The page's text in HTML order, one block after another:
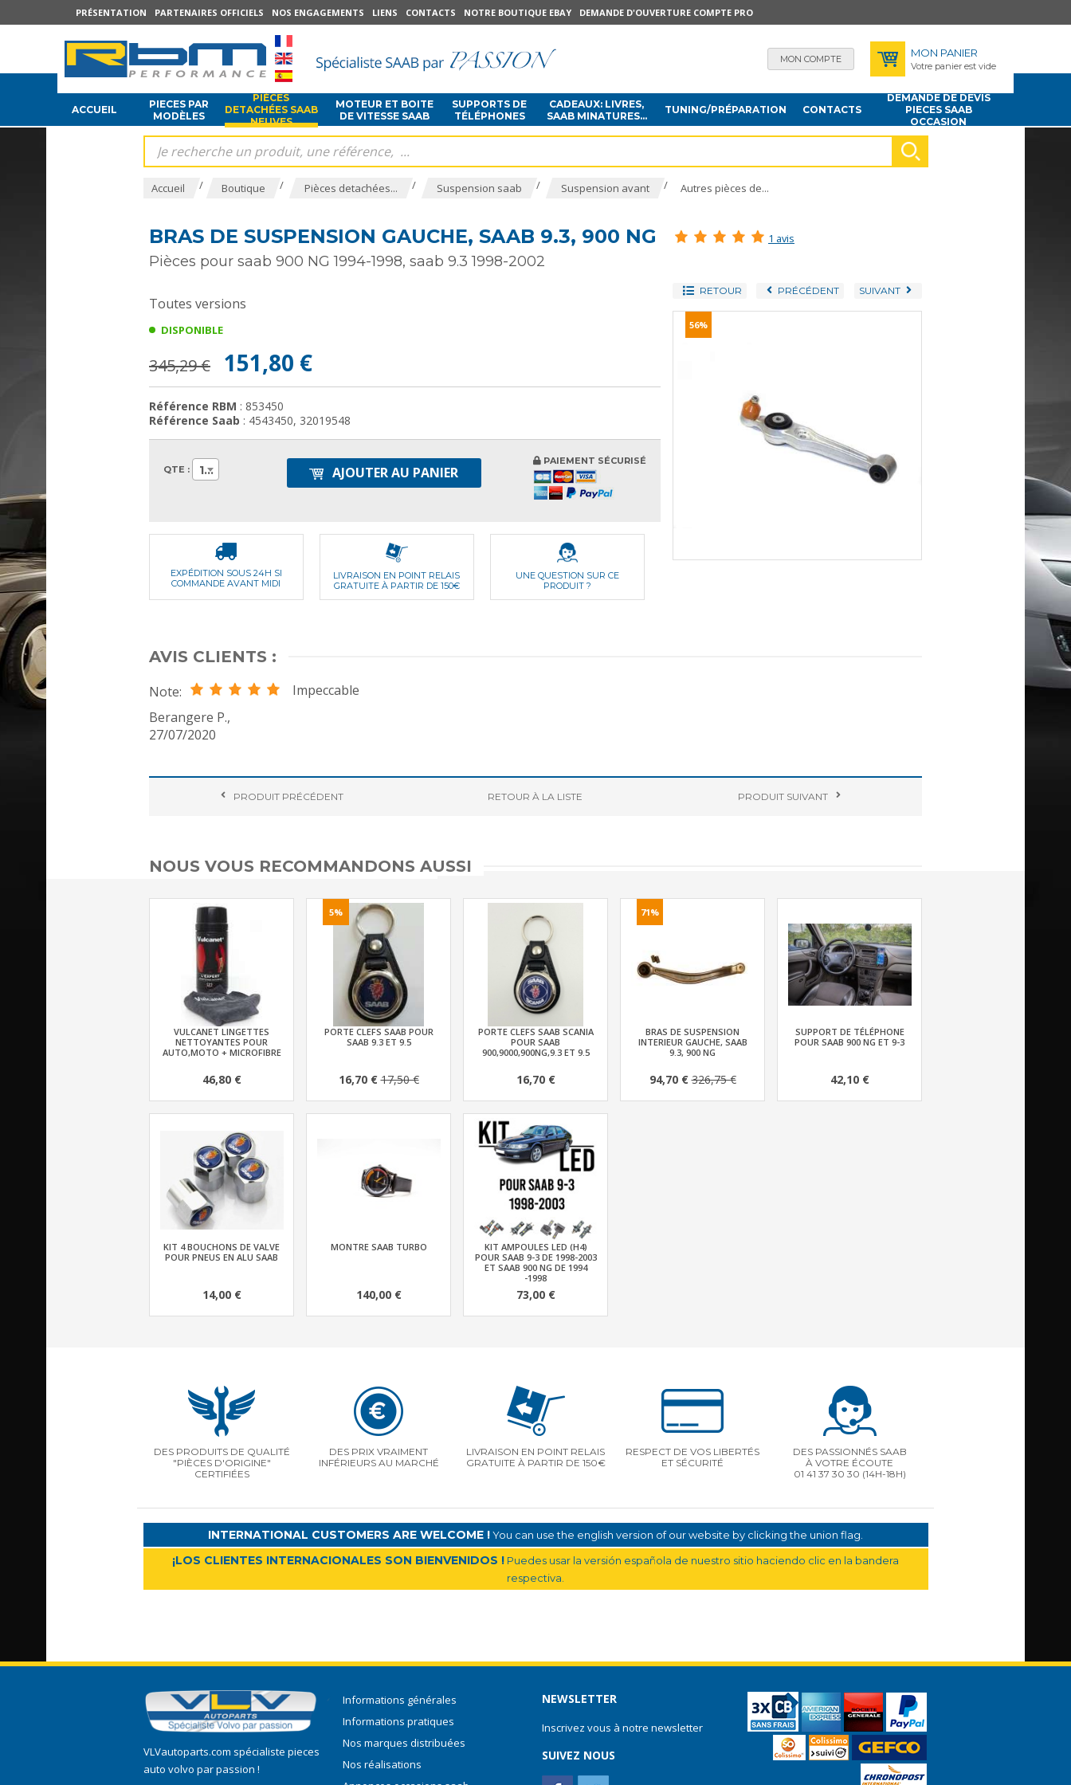
PRÉSENTATION PARTENAIRES OFFICIELS NOS ENGAGEMENTS LIENS CONTACTS NOTRE BOUTIQUE EBAY DEMANDE D'OUVERTURE COMPTE PRO
MON COMPTE MON PANIER
Votre panier est vide
ACCUEIL
PIECES PAR
MODÈLES
PIÈCES
DETACHÉES SAAB
NEUVES
MOTEUR ET BOITE
DE VITESSE SAAB
SUPPORTS DE
TÉLÉPHONES
CADEAUX: LIVRES,
SAAB MINATURES...
TUNING/PRÉPARATION CONTACTS
DEMANDE DE DEVIS
PIECES SAAB
OCCASION
Accueil / Boutique / Pièces detachées... / Suspension saab / Suspension avant / Autres pièces de...
BRAS DE SUSPENSION GAUCHE, SAAB 9.3, 900 NG 1 avis
Pièces pour saab 900 NG 1994-1998, saab 9.3 1998-2002
RETOUR PRÉCÉDENT SUIVANT
56%
Toutes versions
DISPONIBLE
345,29 € 151,80 €
Référence RBM : 853450
Référence Saab : 4543450, 32019548
QTE : 1 AJOUTER AU PANIER
PAIEMENT SÉCURISÉ
EXPÉDITION SOUS 24H SI
COMMANDE AVANT MIDI
LIVRAISON EN POINT RELAIS
GRATUITE À PARTIR DE 150€
UNE QUESTION SUR CE
PRODUIT ?
AVIS CLIENTS :
Note:
Berangere P.,
27/07/2020
Impeccable
PRODUIT PRÉCÉDENT RETOUR À LA LISTE PRODUIT SUIVANT
NOUS VOUS RECOMMANDONS AUSSI
VULCANET LINGETTES
NETTOYANTES POUR
AUTO,MOTO + MICROFIBRE
46,80 €
5%
PORTE CLEFS SAAB POUR
SAAB 9.3 ET 9.5
16,70 €17,50 €
PORTE CLEFS SAAB SCANIA
POUR SAAB
900,9000,900NG,9.3 ET 9.5
16,70 €
71%
BRAS DE SUSPENSION
INTERIEUR GAUCHE, SAAB
9.3, 900 NG
94,70 €326,75 €
SUPPORT DE TÉLÉPHONE
POUR SAAB 900 NG ET 9-3
42,10 €
KIT 4 BOUCHONS DE VALVE
POUR PNEUS EN ALU SAAB
14,00 €
MONTRE SAAB TURBO
140,00 €
KIT AMPOULES LED (H4)
POUR SAAB 9-3 DE 1998-2003
ET SAAB 900 NG DE 1994
-1998
73,00 €
DES PRODUITS DE QUALITÉ
"PIÈCES D'ORIGINE"
CERTIFIÉES
DES PRIX VRAIMENT
INFÉRIEURS AU MARCHÉ
LIVRAISON EN POINT RELAIS
GRATUITE À PARTIR DE 150€
RESPECT DE VOS LIBERTÉS
ET SÉCURITÉ
DES PASSIONNÉS SAAB
À VOTRE ÉCOUTE
01 41 37 30 30 (14H-18H)
INTERNATIONAL CUSTOMERS ARE WELCOME !You can use the english version of our website by clicking the union flag.
¡LOS CLIENTES INTERNACIONALES SON BIENVENIDOS ! Puedes usar la versión española de nuestro sitio haciendo clic en la bandera
respectiva.
VLVautoparts.com spécialiste pieces
auto volvo par passion !
Informations générales
Informations pratiques
Nos marques distribuées
Nos réalisations
NEWSLETTER
Inscrivez vous à notre newsletter
SUIVEZ NOUS